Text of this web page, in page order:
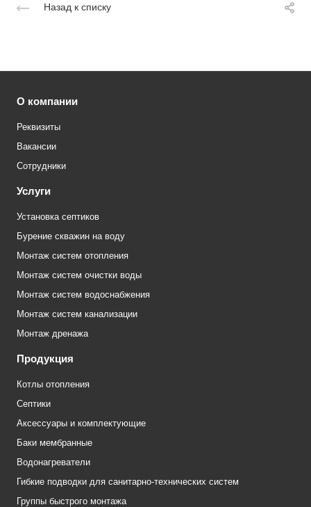
Назад к списку
О компании
Реквизиты
Вакансии
Сотрудники
Услуги
Установка септиков
Бурение скважин на воду
Монтаж систем отопления
Монтаж систем очистки воды
Монтаж систем водоснабжения
Монтаж систем канализации
Монтаж дренажа
Продукция
Котлы отопления
Септики
Аксессуары и комплектующие
Баки мембранные
Водонагреватели
Гибкие подводки для санитарно-технических систем
Группы быстрого монтажа